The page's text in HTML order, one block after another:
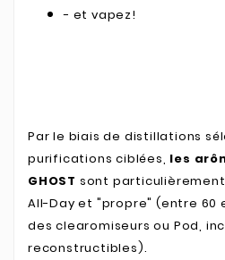
- et vapez!
Par le biais de distillations
purifications ciblées, les
GHOST sont
All-Day et "propre" (entre 60
des clearomiseurs ou Pod,
reconstructibles).